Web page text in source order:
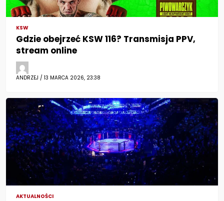
KSW
Gdzie obejrzeć KSW 116? Transmisja PPV,
stream online
ANDRZEJ / 13 MARCA 2026, 23:38
AKTUALNOŚCI